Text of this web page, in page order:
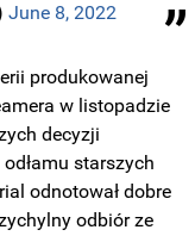
June 8, 2022
produkowanej
w listopadzie
decyzji
starszych
odnotował dobre
odbiór ze